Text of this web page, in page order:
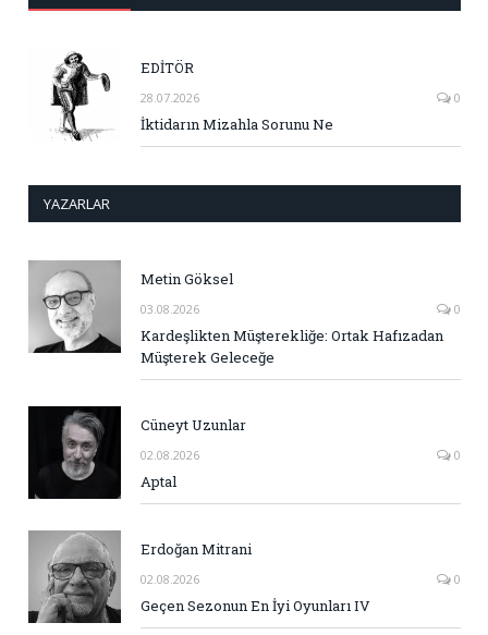
EDİTÖR
28.07.2026 0
İktidarın Mizahla Sorunu Ne
YAZARLAR
Metin Göksel
03.08.2026 0
Kardeşlikten Müşterekliğe: Ortak Hafızadan
Müşterek Geleceğe
Cüneyt Uzunlar
02.08.2026 0
Aptal
Erdoğan Mitrani
02.08.2026 0
Geçen Sezonun En İyi Oyunları IV